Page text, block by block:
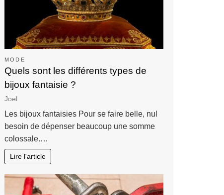
MODE
Quels sont les différents types de
bijoux fantaisie ?
Joel
Les bijoux fantaisies Pour se faire belle, nul
besoin de dépenser beaucoup une somme
colossale.…
Lire l'article